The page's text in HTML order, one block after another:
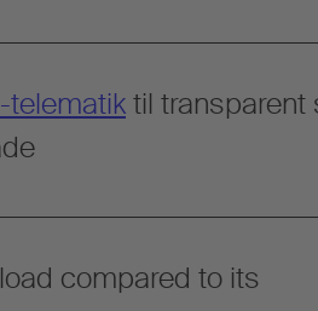
telematiktil transparent
compared to its